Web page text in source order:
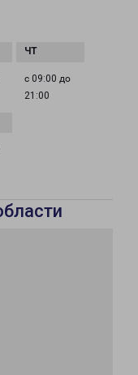
с 09:00 до
21:00